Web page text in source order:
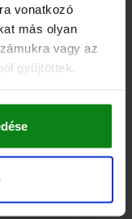
vonatkozó
más olyan
vagy az
gyűjtöttek.